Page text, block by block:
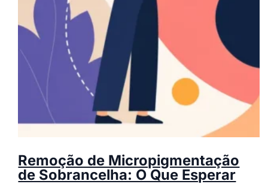
Remoção de Micropigmentação
de Sobrancelha: O Que Esperar